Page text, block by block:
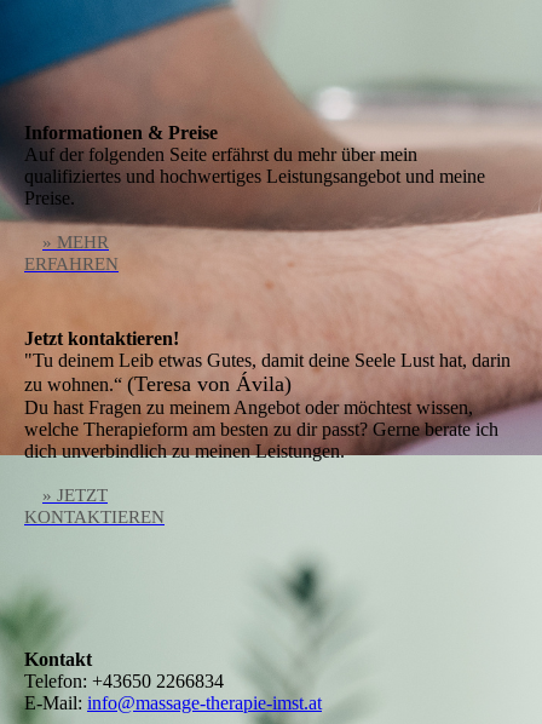
Informationen & Preise
Auf der folgenden Seite erfährst du mehr über mein
qualifiziertes und hochwertiges Leistungsangebot und meine
Preise.
» MEHR
ERFAHREN
Jetzt kontaktieren!
"Tu deinem Leib etwas Gutes, damit deine Seele Lust hat, darin
zu wohnen.“ (Teresa von Ávila)
Du hast Fragen zu meinem Angebot oder möchtest wissen,
welche Therapieform am besten zu dir passt? Gerne berate ich
dich unverbindlich zu meinen Leistungen.
» JETZT
KONTAKTIEREN
Kontakt
Telefon: +43650 2266834
E-Mail: info@massage-therapie-imst.at